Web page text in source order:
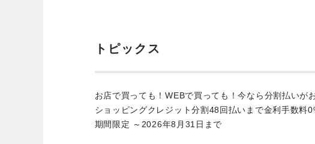
トピックス
お店で買っても！WEBで買っても！今なら分割払いが
ショッピングクレジット分割48回払いまで金利手数料
期間限定 ～2026年8月31日まで